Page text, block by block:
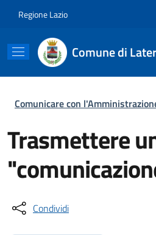
Regione Lazio
Comune di
Briciole di pane
Comunicare con
Trasmettere
Condividi